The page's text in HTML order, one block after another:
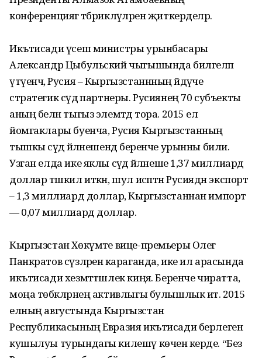
конференциягә тәб­рикләүләрен җиткерделәр.
Икътисади үсеш министры урынбасары
Александр Цыбульский чы­гышында билгеләп
үтүенчә, Русия – Кыргызстаннның әйдәүче
стратегик сәүдә партнеры. Русиянең 70 субъекты
аның белән тыгыз элемтәдә тора. 2015 ел
йомгаклары буенча, Русия Кыр­гызстанның
тышкы сәүдә әйләнешендә беренче урынны били.
Узган елда ике яклы сәүдә әйләнеше 1,37 миллиард
доллар тәшкил иткән, шул исәптән Русиядән экспорт
– 1,3 миллиард доллар, Кыргызстаннан импорт
— 0,07 миллиард доллар.
Кыргызстан Хөкүмәте вице-премьеры Олег
Панкратов сүзләренә караганда, ике ил арасында
икътисади хезмәттәшлек киңәя. Беренче чиратта,
моңа төбәкләрнең активлыгы булышлык итә. 2015
елның августында Кыргызстан
Республикасының Евразия икътисади берлегенә
кушылуы турындагы килешү көченә керде. “Без